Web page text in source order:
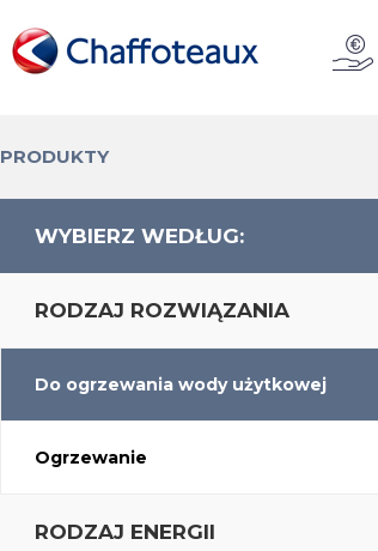
PRODUKTY
WYBIERZ WEDŁUG:
RODZAJ ROZWIĄZANIA
Do ogrzewania wody użytkowej
Ogrzewanie
RODZAJ ENERGII